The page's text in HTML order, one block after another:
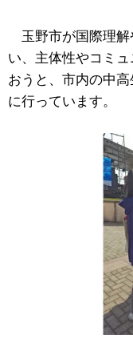
玉野市が国際理解
い、主体性やコミ
おうと、市内の中
に行っています。